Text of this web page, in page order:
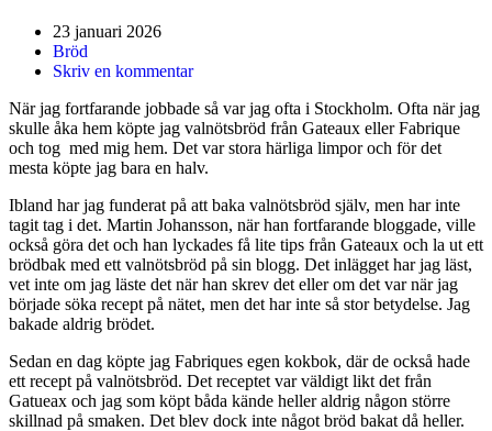
23 januari 2026
Bröd
Skriv en kommentar
När jag fortfarande jobbade så var jag ofta i Stockholm. Ofta när jag
skulle åka hem köpte jag valnötsbröd från Gateaux eller Fabrique
och tog med mig hem. Det var stora härliga limpor och för det
mesta köpte jag bara en halv.
Ibland har jag funderat på att baka valnötsbröd själv, men har inte
tagit tag i det. Martin Johansson, när han fortfarande bloggade, ville
också göra det och han lyckades få lite tips från Gateaux och la ut ett
brödbak med ett valnötsbröd på sin blogg. Det inlägget har jag läst,
vet inte om jag läste det när han skrev det eller om det var när jag
började söka recept på nätet, men det har inte så stor betydelse. Jag
bakade aldrig brödet.
Sedan en dag köpte jag Fabriques egen kokbok, där de också hade
ett recept på valnötsbröd. Det receptet var väldigt likt det från
Gatueax och jag som köpt båda kände heller aldrig någon större
skillnad på smaken. Det blev dock inte något bröd bakat då heller.